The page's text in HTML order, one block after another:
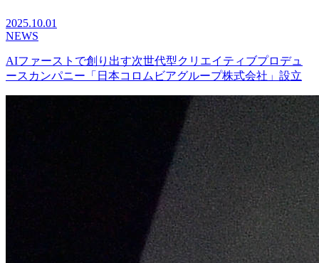
2025.10.01
NEWS
AIファーストで創り出す次世代型クリエイティブプロデュ
ースカンパニー「日本コロムビアグループ株式会社」設立